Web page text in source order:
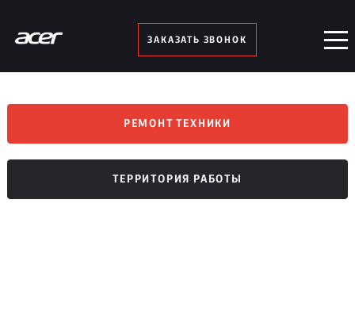
ЗАКАЗАТЬ ЗВОНОК
РЕМОНТ ТЕХНИКИ
ТЕРРИТОРИЯ РАБОТЫ